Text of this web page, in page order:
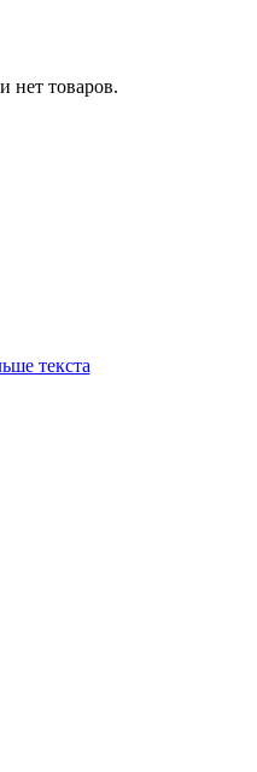
нет товаров.
текста